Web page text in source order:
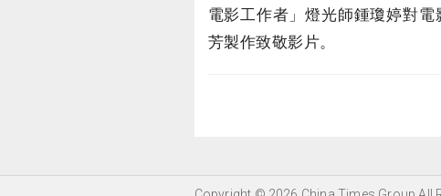
電影工作者」燈光師鍾瓊婷對
芳製作致敬影片。